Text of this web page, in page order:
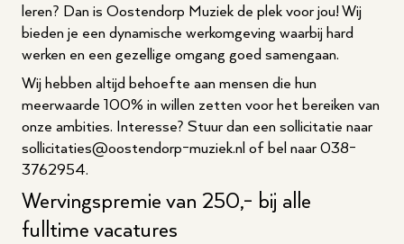
leren? Dan is Oostendorp Muziek de plek voor jou! Wij
bieden je een dynamische werkomgeving waarbij hard
werken en een gezellige omgang goed samengaan.
Wij hebben altijd behoefte aan mensen die hun
meerwaarde 100% in willen zetten voor het bereiken van
onze ambities. Interesse? Stuur dan een sollicitatie naar
sollicitaties@oostendorp-muziek.nl of bel naar 038-
3762954.
Wervingspremie van 250,- bij alle
fulltime vacatures